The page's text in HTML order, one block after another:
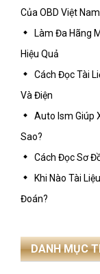
Của OBD Việt Nam
Làm Đa Hãng
Hiệu Quả
Cách Đọc Tài
Và Điện
Auto Ism Giúp
Sao?
Cách Đọc Sơ
Khi Nào Tài
Đoán?
DANH MỤC